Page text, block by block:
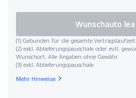
(1) Gebunden für die gesamte Vertragslaufzeit.
(2) exkl. Ablieferungspauschale oder evtl.
Wunschort. Alle Angaben ohne Gewähr.
(3) exkl. Ablieferungspauschale
Wunschauto
Mehr Hinweise